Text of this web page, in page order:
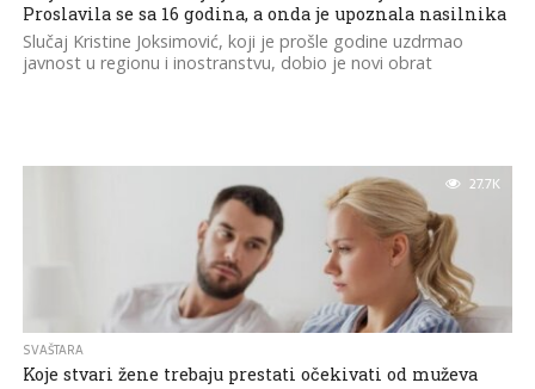
Proslavila se sa 16 godina, a onda je upoznala nasilnika
Slučaj Kristine Joksimović, koji je prošle godine uzdrmao
javnost u regionu i inostranstvu, dobio je novi obrat
27.7K
SVAŠTARA
Koje stvari žene trebaju prestati očekivati od muževa